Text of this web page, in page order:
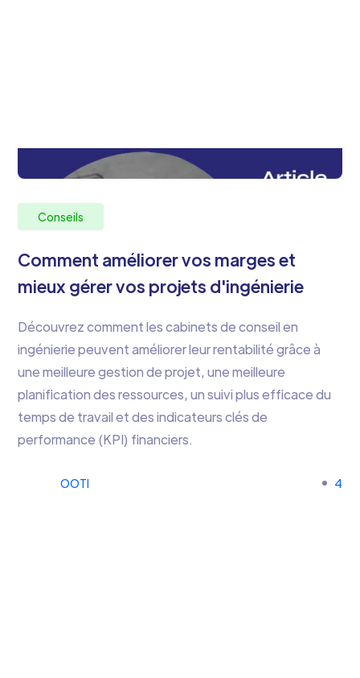
Conseils
Comment améliorer vos marges et
mieux gérer vos projets d'ingénierie
Découvrez comment les cabinets de conseil en
ingénierie peuvent améliorer leur rentabilité grâce à
une meilleure gestion de projet, une meilleure
planification des ressources, un suivi plus efficace du
temps de travail et des indicateurs clés de
performance (KPI) financiers.
OOTI 4